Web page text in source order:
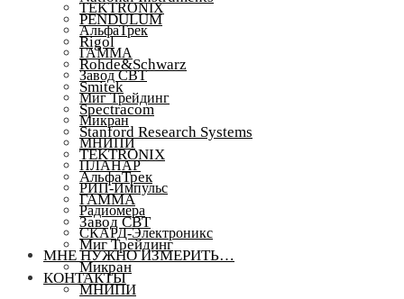
TEKTRONIX
АльфаТрек
ГАММА
Завод СВТ
Миг Трейдинг
Микран
МНИПИ
ПЛАНАР
РИП-Импульс
Радиомера
СКАРД-Электроникс
МНЕ НУЖНО ИЗМЕРИТЬ…
КОНТАКТЫ
PENDULUM
Rigol
Rohde&Schwarz
Smitek
Spectracom
Stanford Research Systems
TEKTRONIX
АльфаТрек
ГАММА
Завод СВТ
Миг Трейдинг
Микран
МНИПИ